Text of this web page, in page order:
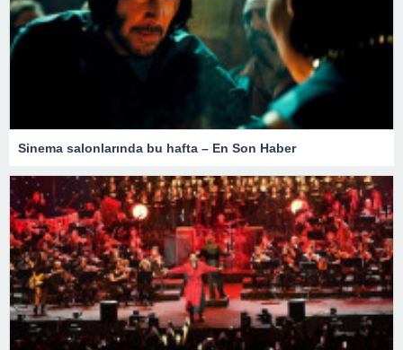
Sinema salonlarında bu hafta – En Son Haber